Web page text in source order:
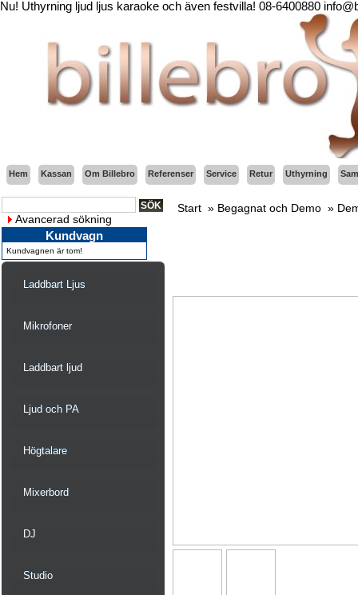
Nu! Uthyrning ljud ljus karaoke och även festvilla! 08-6400880
Hem Kassan Om Billebro Referenser Service Retur Uthyrning
Avancerad sökning
Kundvagn
Kundvagnen är tom!
Laddbart Ljus
Mikrofoner
Laddbart ljud
Ljud och PA
Högtalare
Mixerbord
DJ
Studio
Start » Begagnat och Demo »